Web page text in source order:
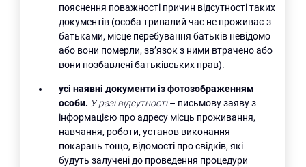
пояснення поважності причин відсутності таких
документів (особа тривалий час не проживає з
батьками, місце перебування батьків невідомо
або вони померли, зв’язок з ними втрачено або
вони позбавлені батьківських прав).
усі наявні документи із фотозображенням
особи. У разі відсутності– письмову заяву з
інформацією про адресу місць проживання,
навчання, роботи, установ виконання
покарань тощо, відомості про свідків, які
будуть залучені до проведення процедури